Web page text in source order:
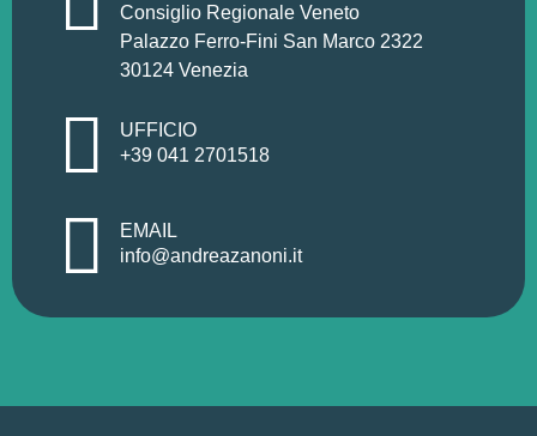
Consiglio Regionale Veneto
Palazzo Ferro-Fini San Marco 2322
30124 Venezia
UFFICIO
+39 041 2701518
EMAIL
info@andreazanoni.it